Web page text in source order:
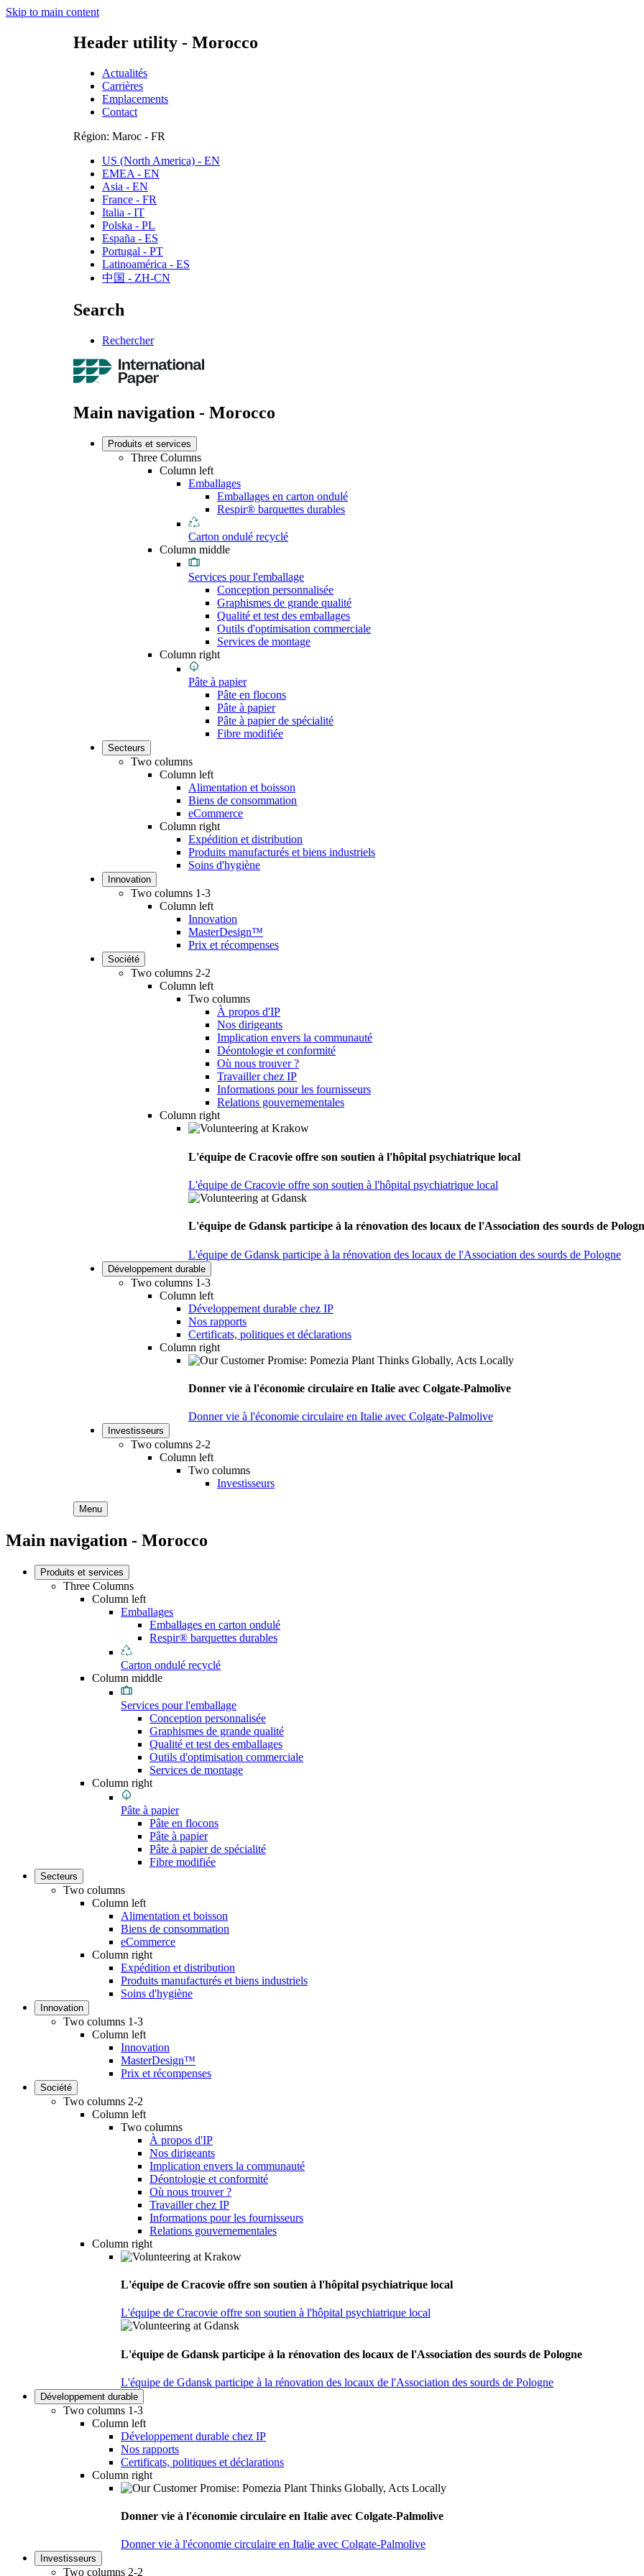
Skip to main content
Header utility - Morocco
Actualités
Carrières
Emplacements
Contact
Région: Maroc - FR
US (North America) - EN
EMEA - EN
Asia - EN
France - FR
Italia - IT
Polska - PL
España - ES
Portugal - PT
Latinoamérica - ES
中国 - ZH-CN
Search
Rechercher
Main navigation - Morocco
Produits et services
Three Columns
Column left
Emballages
Emballages en carton ondulé
Respir® barquettes durables
Carton ondulé recyclé
Column middle
Services pour l'emballage
Conception personnalisée
Graphismes de grande qualité
Qualité et test des emballages
Outils d'optimisation commerciale
Services de montage
Column right
Pâte à papier
Pâte en flocons
Pâte à papier
Pâte à papier de spécialité
Fibre modifiée
Secteurs
Two columns
Column left
Alimentation et boisson
Biens de consommation
eCommerce
Column right
Expédition et distribution
Produits manufacturés et biens industriels
Soins d'hygiène
Innovation
Two columns 1-3
Column left
Innovation
MasterDesign™
Prix et récompenses
Société
Two columns 2-2
Column left
Two columns
À propos d'IP
Nos dirigeants
Implication envers la communauté
Déontologie et conformité
Où nous trouver ?
Travailler chez IP
Informations pour les fournisseurs
Relations gouvernementales
Column right
L'équipe de Cracovie offre son soutien à l'hôpital psychiatrique local
L'équipe de Cracovie offre son soutien à l'hôpital psychiatrique local
L'équipe de Gdansk participe à la rénovation des locaux de l'Association des sourds de
L'équipe de Gdansk participe à la rénovation des locaux de l'Association des sourds de Pologne
Développement durable
Two columns 1-3
Column left
Développement durable chez IP
Nos rapports
Certificats, politiques et déclarations
Column right
Donner vie à l'économie circulaire en Italie avec Colgate-Palmolive
Donner vie à l'économie circulaire en Italie avec Colgate-Palmolive
Investisseurs
Two columns 2-2
Column left
Two columns
Investisseurs
Menu
Main navigation - Morocco
Produits et services
Three Columns
Column left
Emballages
Emballages en carton ondulé
Respir® barquettes durables
Carton ondulé recyclé
Column middle
Services pour l'emballage
Conception personnalisée
Graphismes de grande qualité
Qualité et test des emballages
Outils d'optimisation commerciale
Services de montage
Column right
Pâte à papier
Pâte en flocons
Pâte à papier
Pâte à papier de spécialité
Fibre modifiée
Secteurs
Two columns
Column left
Alimentation et boisson
Biens de consommation
eCommerce
Column right
Expédition et distribution
Produits manufacturés et biens industriels
Soins d'hygiène
Innovation
Two columns 1-3
Column left
Innovation
MasterDesign™
Prix et récompenses
Société
Two columns 2-2
Column left
Two columns
À propos d'IP
Nos dirigeants
Implication envers la communauté
Déontologie et conformité
Où nous trouver ?
Travailler chez IP
Informations pour les fournisseurs
Relations gouvernementales
Column right
L'équipe de Cracovie offre son soutien à l'hôpital psychiatrique local
L'équipe de Cracovie offre son soutien à l'hôpital psychiatrique local
L'équipe de Gdansk participe à la rénovation des locaux de l'Association des sourds de Pologne
L'équipe de Gdansk participe à la rénovation des locaux de l'Association des sourds de Pologne
Développement durable
Two columns 1-3
Column left
Développement durable chez IP
Nos rapports
Certificats, politiques et déclarations
Column right
Donner vie à l'économie circulaire en Italie avec Colgate-Palmolive
Donner vie à l'économie circulaire en Italie avec Colgate-Palmolive
Investisseurs
Two columns 2-2